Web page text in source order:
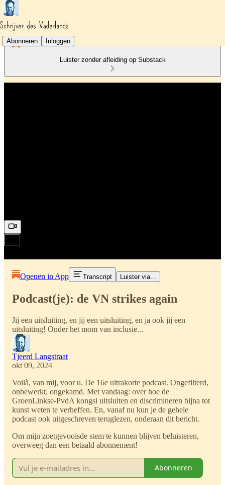
Abonneren Inloggen
Luister zonder afleiding op Substack
Openen in App Transcript Luister via...
Podcast(je): de VN strikes again
Jij een uitsluiting, en jij een uitsluiting, en ja ook jij een
uitsluiting! Onder het mom van inclusie...
Tjeerd Langstraat
okt 09, 2024
Voilà, van mij, voor u. De 16e ultrakorte podcast. Ongefilterd,
onbewerkt, ongekamd. Met vandaag: over hoe de
GroenLinkse-PvdA kongsi uitsluiten en discrimineren bijna tot
kunst weten te verheffen. En, vanaf nu kun je de gehele
podcast ook uitgeschreven teruglezen, onderaan dit bericht.
Om mijn zoetgevooisde stem te kunnen blijven beluisteren,
overweeg dan een betaald abonnement!
Abonneren